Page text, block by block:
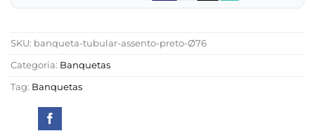
SKU: banqueta-tubular-assento-preto-Ø76
Categoria: Banquetas
Tag: Banquetas